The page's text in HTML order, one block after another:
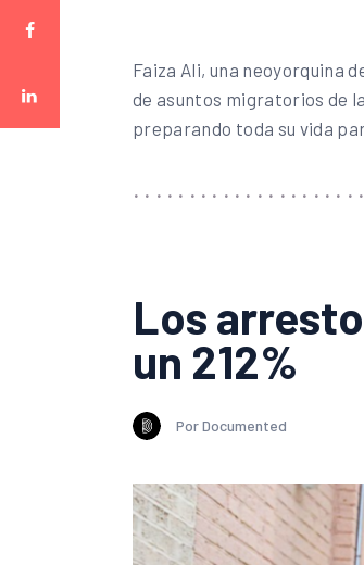
Faiza Ali, una neoyorquina
de asuntos migratorios de
preparando toda su vida
Los
un 212%
Por Documented